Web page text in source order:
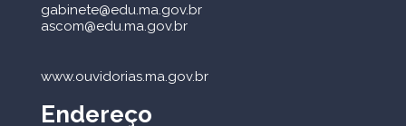
gabinete@edu.ma.gov.br
ascom@edu.ma.gov.br
www.ouvidorias.ma.gov.br
Endereço